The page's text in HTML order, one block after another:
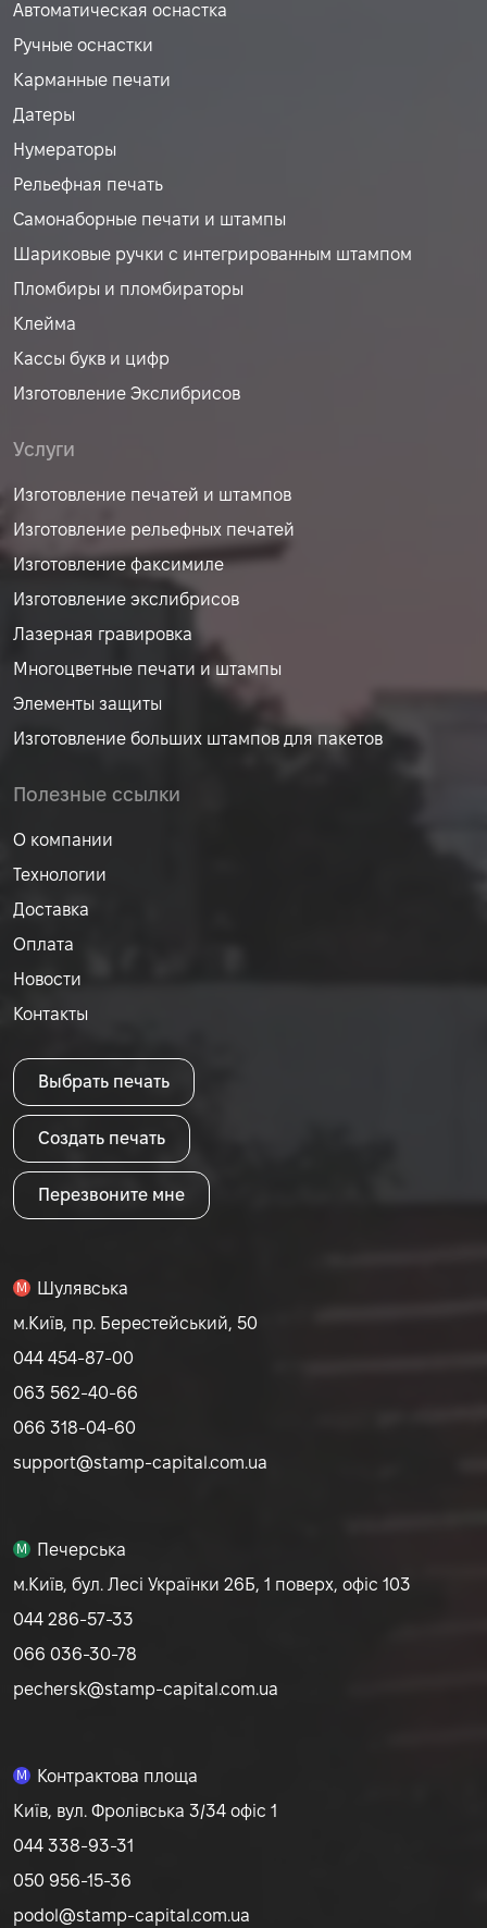
Услуги
Изготовление печатей и штампов
Изготовление рельефных печатей
Изготовление факсимиле
Изготовление экслибрисов
Лазерная гравировка
Многоцветные печати и штампы
Элементы защиты
Изготовление больших штампов для пакетов
Автоматическая оснастка
Ручные оснастки
Карманные печати
Датеры
Нумераторы
Рельефная печать
Самонаборные печати и штампы
Шариковые ручки с интегрированным штампом
Пломбиры и пломбираторы
Клейма
Кассы букв и цифр
Изготовление Экслибрисов
Полезные ссылки
О компании
Технологии
Доставка
Оплата
Новости
Контакты
Выбрать печать
Создать печать
Перезвоните мне
M
Шулявська
м.Київ, пр. Берестейський, 50
044 454-87-00
063 562-40-66
066 318-04-60
support@stamp-capital.com.ua
M
Печерська
м.Київ, бул. Лесі Українки 26Б, 1 поверх, офіс 103
044 286-57-33
066 036-30-78
pechersk@stamp-capital.com.ua
M
Контрактова площа
Київ, вул. Фролівська 3/34 офіс 1
044 338-93-31
050 956-15-36
podol@stamp-capital.com.ua